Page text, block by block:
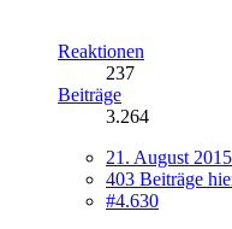
Reaktionen
237
Beiträge
3.264
21. August
403 Beiträge
#4.630